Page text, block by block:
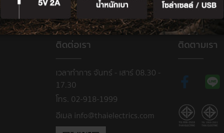
ติดต่อเรา
เวลาทำการ จันทร์ - เสาร์ 08.30 -
17.30
โทร. 02-918-1999
อีเมล info@thaielectrics.com
ติดตามเรา